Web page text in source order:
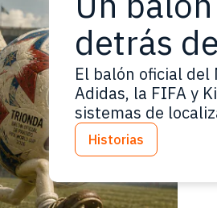
detrás
El balón oficial
Adidas, la FIFA y
sistemas de
real. Si el nombre
hace pocos años
Historias